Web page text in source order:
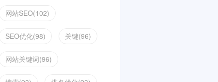
网站SEO(102)
SEO优化(98) 关键(96)
网站关键词(96)